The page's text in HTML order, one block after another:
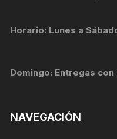
Horario: Lunes a
Domingo: Entregas
NAVEGACIÓN